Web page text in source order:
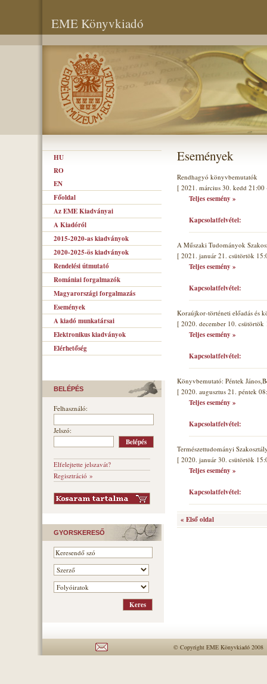
EME Könyvkiadó
HU
RO
EN
Főoldal
Az EME Kiadványai
A Kiadóról
2015-2020-as kiadványok
2020-2025-ös kiadványok
Rendelési útmutató
Romániai forgalmazók
Magyarországi forgalmazás
Események
A kiadó munkatársai
Elektronikus kiadványok
Elérhetőség
BELÉPÉS
Felhasználó:
Jelszó:
Elfelejtette jelszavát?
Regisztráció »
GYORSKERESŐ
Események
Rendhagyó könyvbemutatók
[ 2021. március 30. kedd
Teljes esemény »
Kapcsolatfelvétel:
A Műszaki Tudományok
[ 2021. január 21. csütörtök
Teljes esemény »
Kapcsolatfelvétel:
Koraújkor-történeti előadás és
[ 2020. december 10. csütörtök
Teljes esemény »
Kapcsolatfelvétel:
Könyvbemutató: Péntek
[ 2020. augusztus 21. péntek
Teljes esemény »
Kapcsolatfelvétel:
Természettudományi
[ 2020. január 30. csütörtök
Teljes esemény »
Kapcsolatfelvétel:
« Első oldal
© Copyright EME Könyvkiadó 2008